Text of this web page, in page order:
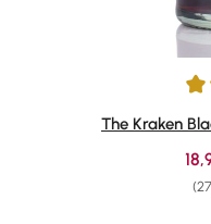
Durchschnittliche
The Kraken